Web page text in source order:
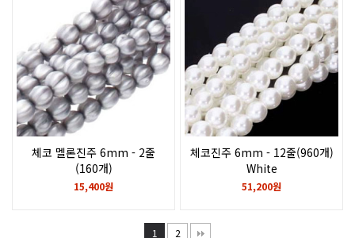
체코 멜론진주 6mm - 2줄
(160개)
Matte Silver
15,400원
체코진주 6mm - 12줄(960개)
White
51,200원
1 2